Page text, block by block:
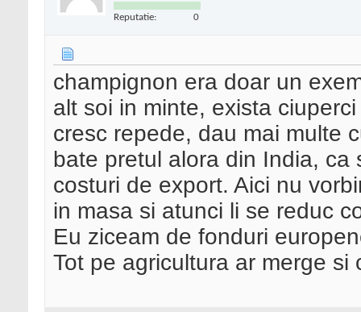
Reputatie: 0
champignon era doar un
alt soi in minte, exista
cresc repede, dau mai multe
bate pretul alora din India,
costuri de export. Aici nu
in masa si atunci li se reduc
Eu ziceam de fonduri
Tot pe agricultura ar merge si